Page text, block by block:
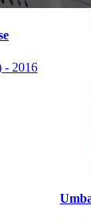
- 2016